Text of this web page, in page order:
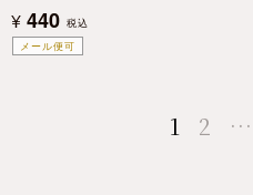
メール便可
¥ 440 税込
1 2 …